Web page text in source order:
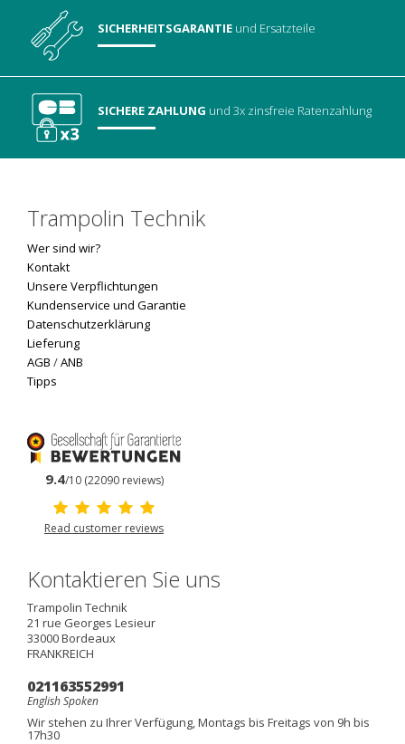
SICHERHEITSGARANTIE und Ersatzteile
SICHERE ZAHLUNG und 3x zinsfreie Ratenzahlung
Trampolin Technik
Wer sind wir?
Kontakt
Unsere Verpflichtungen
Kundenservice und Garantie
Datenschutzerklärung
Lieferung
AGB /ANB
Tipps
9.4/10 (22090 reviews)
Read customer reviews
Kontaktieren Sie uns
Trampolin Technik
21 rue Georges Lesieur
33000Bordeaux
FRANKREICH
021163552991
English Spoken
Wir stehen zu Ihrer Verfügung, Montags bis Freitags von 9h bis
17h30